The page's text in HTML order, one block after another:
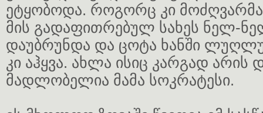
ეტყობოდა. როგორც კი
მის გადაფითრებულ სახეს ნელ-
დაუბრუნდა და ცოტა ხანში
კი აჰყვა. ახლა ისიც კარგად არის
მადლობელია მამა სოკრატესი.